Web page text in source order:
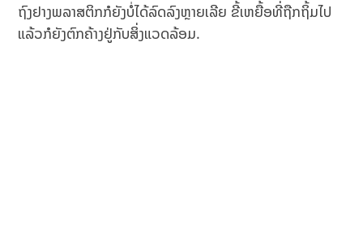
ຖົງຢາງພລາສຕິກກໍຍັງບໍ່ໄດ້ລົດລົງຫຼາຍເລີຍ ຂີ້ເຫຍື້ອທີ່ຖືກຖິ້ມໄປ
ແລ້ວກໍຍັງຕົກຄ້າງຢູ່ກັບສິ່ງແວດລ້ອມ.